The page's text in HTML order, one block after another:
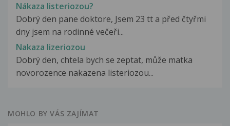
Nákaza listeriozou?
Dobrý den pane doktore, Jsem 23 tt a před čtyřmi
dny jsem na rodinné večeři...
Nakaza lizeriozou
Dobrý den, chtela bych se zeptat, může matka
novorozence nakazena listeriozou...
MOHLO BY VÁS ZAJÍMAT